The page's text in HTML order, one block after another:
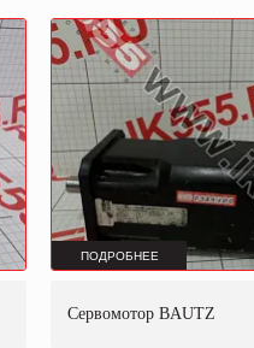
ПОДРОБНЕЕ
Сервомотор BAUTZ